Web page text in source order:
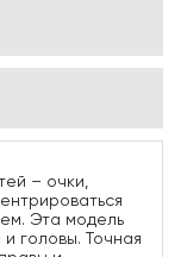
– очки,
Эта модель
головы. Точная